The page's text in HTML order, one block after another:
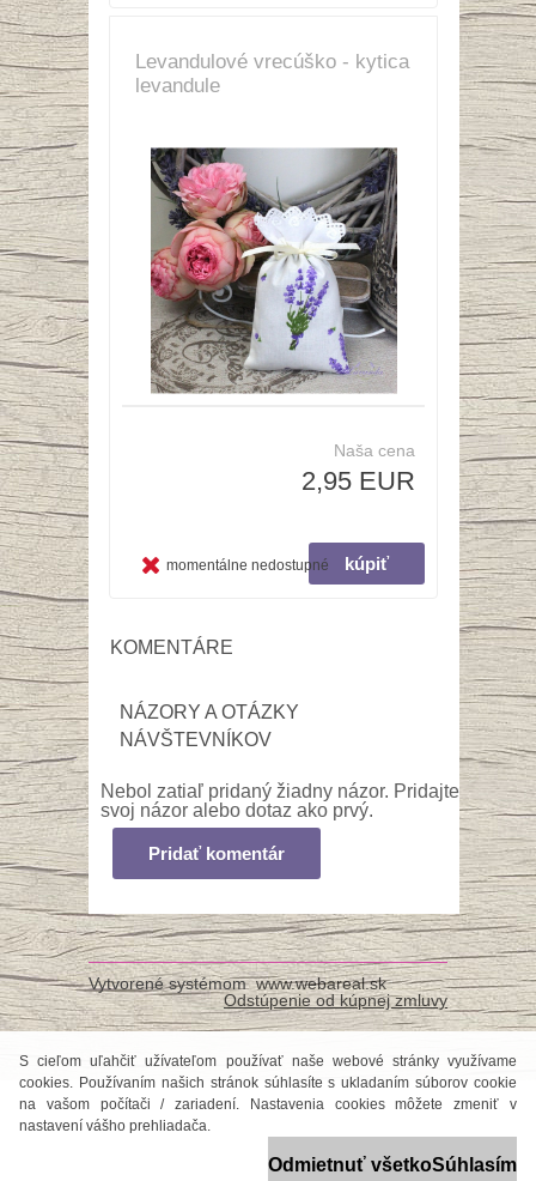
S cieľom uľahčiť užívateľom používať naše webové stránky využívame
cookies. Používaním našich stránok súhlasíte s ukladaním súborov cookie
na vašom počítači / zariadení. Nastavenia cookies môžete zmeniť v
nastavení vášho prehliadača.
Odmietnuť všetkoSúhlasím
Levandulové vrecúško - kytica
levandule
Naša cena
2,95 EUR
momentálne nedostupné
KOMENTÁRE
NÁZORY A OTÁZKY
NÁVŠTEVNÍKOV
Nebol zatiaľ pridaný žiadny názor. Pridajte
svoj názor alebo dotaz ako prvý.
Pridať komentár
Vytvorené systémom www.webareal.sk
Odstúpenie od kúpnej zmluvy